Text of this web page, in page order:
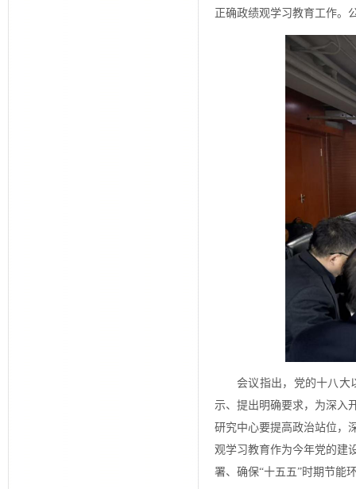
正确政绩观学习教育工作。
会议指出，党的十八大
示、提出明确要求，为深入
研究中心要提高政治站位，
观学习教育作为今年党的建
署、确保“十五五”时期节能